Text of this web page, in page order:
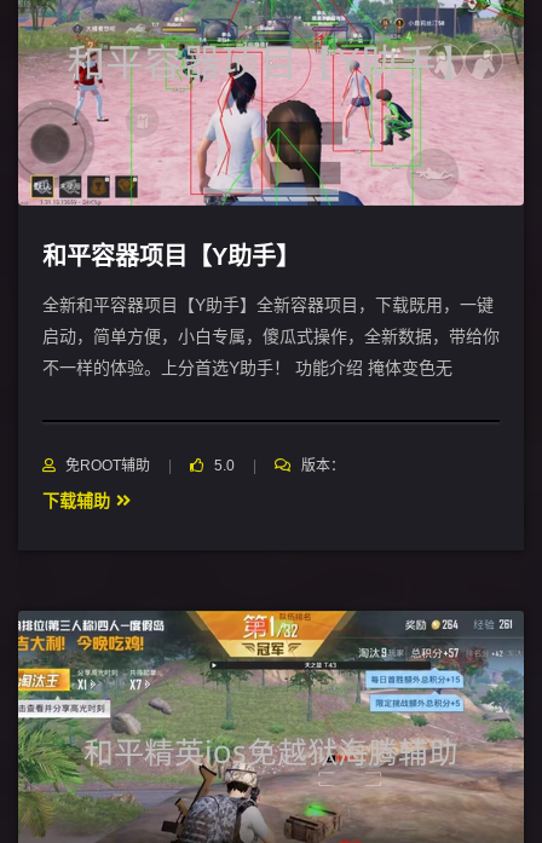
和平容器项目【Y助手】
全新和平容器项目【Y助手】全新容器项目，下载既用，一键
启动，简单方便，小白专属，傻瓜式操作，全新数据，带给你
不一样的体验。上分首选Y助手！ 功能介绍 掩体变色无
免ROOT辅助 5.0 版本：
下载辅助